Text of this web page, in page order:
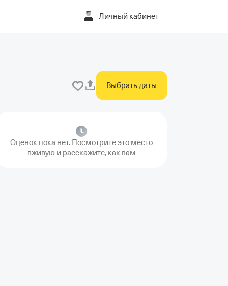
Личный кабинет
Выбрать даты
Оценок пока нет. Посмотрите это место
вживую и расскажите, как вам